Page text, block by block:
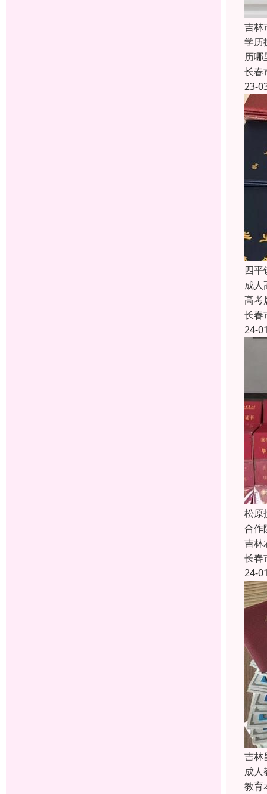
吉林
学历
历哪
长春
23-
四平
成人
高考
长春
24-
松原
合作
吉林
长春
24-
吉林
成人
教育